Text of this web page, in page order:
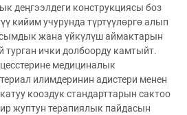
деңгээлдеги конструкциясы боз
кийим учурунда түртүүлөргө алып
жана үйкүлүш аймактарын
турган ички долбоорду камтыйт.
медициналык
илимдеринин адистери менен
кооздук стандарттарын сактоо
жуптун терапиялык пайдасын